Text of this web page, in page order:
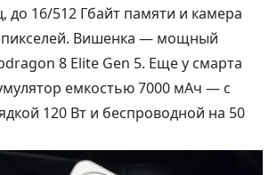
до 16/512 Гбайт памяти и камера
Вишенка — мощный
8 Elite Gen 5. Еще у смарта
емкостью 7000 мАч — с
120 Вт и беспроводной на 50